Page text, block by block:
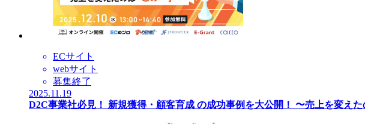
ECサイト
webサイト
募集終了
2025.11.19
D2C事業社必見！ 新規獲得・顧客育成 の成功事例を大公開！ 〜売上を変え